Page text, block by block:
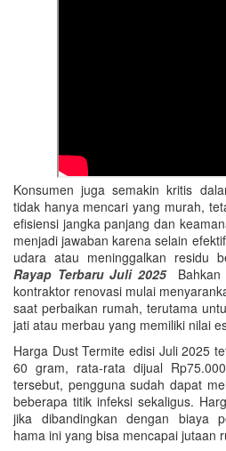
Konsumen juga semakin kritis
tidak hanya mencari yang murah,
efisiensi jangka panjang dan
menjadi jawaban karena selain
udara atau meninggalkan residu
Rayap Terbaru Juli 2025Bahkan
kontraktor renovasi mulai
saat perbaikan rumah, terutama
jati atau merbau yang memiliki nilai
Harga Dust Termite edisi Juli 2025
60 gram, rata-rata dijual
tersebut, pengguna sudah dapat
beberapa titik infeksi sekaligus.
jika dibandingkan dengan biaya
hama ini yang bisa mencapai jutaan